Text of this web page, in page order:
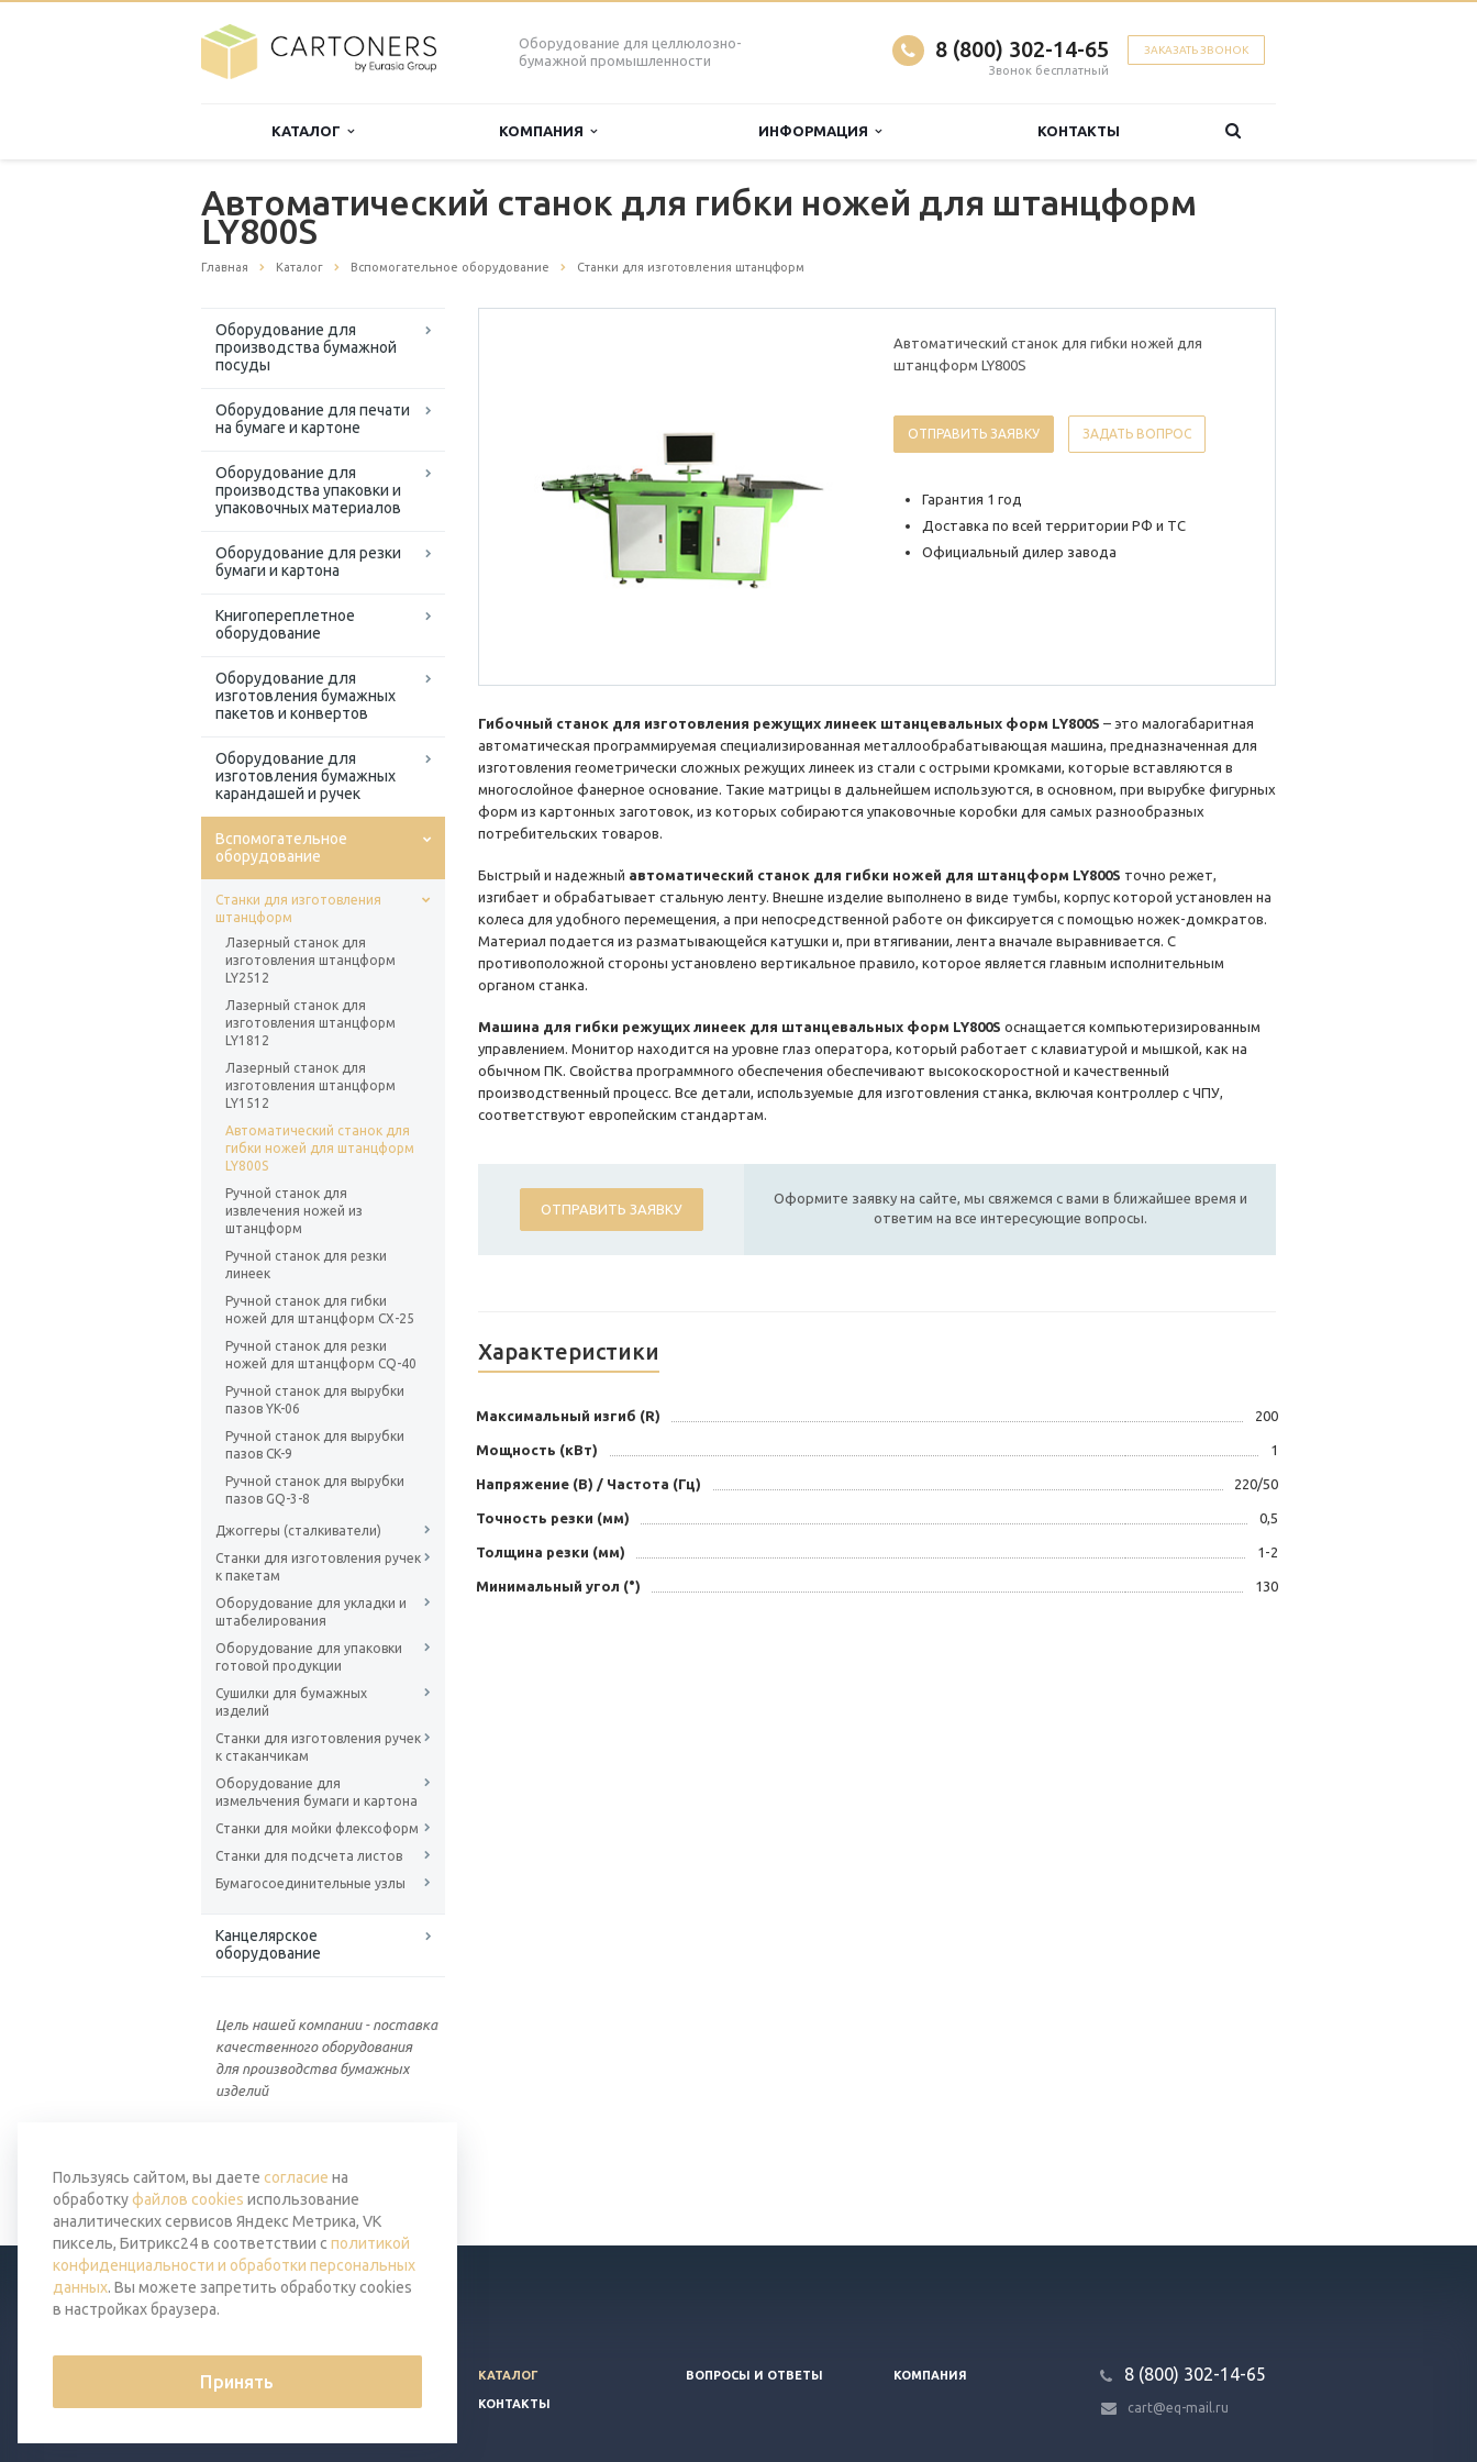
Оборудование для целлюлозно-
бумажной промышленности
ЗАКАЗАТЬ ЗВОНОК
8 (800) 302-14-65
Звонок бесплатный
КАТАЛОГ КОМПАНИЯ ИНФОРМАЦИЯ КОНТАКТЫ
Автоматический станок для гибки ножей для штанцформ
LY800S
Главная Каталог Вспомогательное оборудование Станки для изготовления штанцформ
Оборудование для
производства бумажной
посуды
Оборудование для печати
на бумаге и картоне
Оборудование для
производства упаковки и
упаковочных материалов
Оборудование для резки
бумаги и картона
Книгопереплетное
оборудование
Оборудование для
изготовления бумажных
пакетов и конвертов
Оборудование для
изготовления бумажных
карандашей и ручек
Вспомогательное
оборудование
Станки для изготовления
штанцформ
Лазерный станок для
изготовления штанцформ
LY2512
Лазерный станок для
изготовления штанцформ
LY1812
Лазерный станок для
изготовления штанцформ
LY1512
Автоматический станок для
гибки ножей для штанцформ
LY800S
Ручной станок для
извлечения ножей из
штанцформ
Ручной станок для резки
линеек
Ручной станок для гибки
ножей для штанцформ CX-25
Ручной станок для резки
ножей для штанцформ CQ-40
Ручной станок для вырубки
пазов YK-06
Ручной станок для вырубки
пазов CK-9
Ручной станок для вырубки
пазов GQ-3-8
Джоггеры (сталкиватели)
Станки для изготовления ручек
к пакетам
Оборудование для укладки и
штабелирования
Оборудование для упаковки
готовой продукции
Сушилки для бумажных
изделий
Станки для изготовления ручек
к стаканчикам
Оборудование для
измельчения бумаги и картона
Станки для мойки флексоформ
Станки для подсчета листов
Бумагосоединительные узлы
Канцелярское
оборудование
Цель нашей компании - поставка
качественного оборудования
для производства бумажных
изделий
Автоматический станок для гибки ножей для
штанцформ LY800S
ОТПРАВИТЬ ЗАЯВКУ ЗАДАТЬ ВОПРОС
Гарантия 1 год
Доставка по всей территории РФ и ТС
Официальный дилер завода
Гибочный станок для изготовления режущих линеек штанцевальных форм LY800S – это малогабаритная
автоматическая программируемая специализированная металлообрабатывающая машина, предназначенная для
изготовления геометрически сложных режущих линеек из стали с острыми кромками, которые вставляются в
многослойное фанерное основание. Такие матрицы в дальнейшем используются, в основном, при вырубке фигурных
форм из картонных заготовок, из которых собираются упаковочные коробки для самых разнообразных
потребительских товаров.
Быстрый и надежный автоматический станок для гибки ножей для штанцформ LY800S точно режет,
изгибает и обрабатывает стальную ленту. Внешне изделие выполнено в виде тумбы, корпус которой установлен на
колеса для удобного перемещения, а при непосредственной работе он фиксируется с помощью ножек-домкратов.
Материал подается из разматывающейся катушки и, при втягивании, лента вначале выравнивается. С
противоположной стороны установлено вертикальное правило, которое является главным исполнительным
органом станка.
Машина для гибки режущих линеек для штанцевальных форм LY800S оснащается компьютеризированным
управлением. Монитор находится на уровне глаз оператора, который работает с клавиатурой и мышкой, как на
обычном ПК. Свойства программного обеспечения обеспечивают высокоскоростной и качественный
производственный процесс. Все детали, используемые для изготовления станка, включая контроллер с ЧПУ,
соответствуют европейским стандартам.
ОТПРАВИТЬ ЗАЯВКУ
Оформите заявку на сайте, мы свяжемся с вами в ближайшее время и
ответим на все интересующие вопросы.
Характеристики
Максимальный изгиб (R) 200
Мощность (кВт) 1
Напряжение (В) / Частота (Гц) 220/50
Точность резки (мм) 0,5
Толщина резки (мм) 1-2
Минимальный угол (°) 130
Вернуться к списку
© 2026 Все права защищены.
КАТАЛОГ ВОПРОСЫ И ОТВЕТЫ КОМПАНИЯ
КОНТАКТЫ
8 (800) 302-14-65
cart@eq-mail.ru
Пользуясь сайтом, вы даете согласие на
обработкуфайлов cookies использование
аналитических сервисов Яндекс Метрика, VK
пиксель, Битрикс24 в соответствии с политикой
конфиденциальности и обработки персональных
данных. Вы можете запретить обработку cookies
в настройках браузера.
Принять